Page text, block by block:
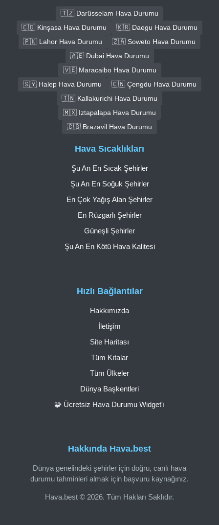
🇹🇿 Darüsselam Hava Durumu
🇨🇩 Kinşasa Hava Durumu
🇰🇷 Daegu Hava Durumu
🇵🇰 Lahor Hava Durumu
🇿🇦 Soweto Hava Durumu
🇦🇪 Dubai Hava Durumu
🇻🇪 Maracaibo Hava Durumu
🇸🇾 Halep Hava Durumu
🇨🇳 Çengdu Hava Durumu
🇮🇳 Kallakurichi Hava Durumu
🇲🇽 Iztapalapa Hava Durumu
🇨🇬 Brazavil Hava Durumu
Hakkında Hava.best
Dünya genelindeki şehirler için doğru, canlı hava
durumu tahminleri almak için başvuru kaynağınız.
Hava.best © 2026. Tüm Hakları Saklıdır.
Hızlı Bağlantılar
Hakkımızda
İletişim
Site Haritası
Tüm Kıtalar
Tüm Ülkeler
Dünya Başkentleri
🧩 Ücretsiz Hava Durumu Widget'ı
Hava Sıcaklıkları
Şu An En Sıcak Şehirler
Şu An En Soğuk Şehirler
En Çok Yağış Alan Şehirler
En Rüzgarlı Şehirler
Güneşli Şehirler
Şu An En Kötü Hava Kalitesi